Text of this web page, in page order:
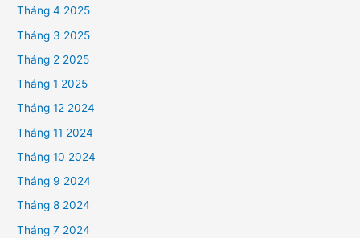
Tháng 4 2025
Tháng 3 2025
Tháng 2 2025
Tháng 1 2025
Tháng 12 2024
Tháng 11 2024
Tháng 10 2024
Tháng 9 2024
Tháng 8 2024
Tháng 7 2024